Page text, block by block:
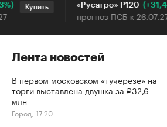
Купить «Русагро» ₽120 (+31,43%)
прогноз ПСБ к 26.07.27
Лента новостей
В первом московском «тучерезе» на
торги выставлена двушка за ₽32,6
млн
Город, 17:20